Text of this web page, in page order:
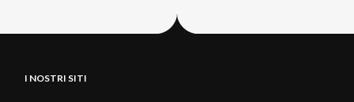
I NOSTRI SITI